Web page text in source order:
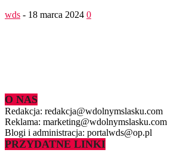
wds - 18 marca 2024 0
O NAS
Redakcja: redakcja@wdolnymslasku.com
Reklama: marketing@wdolnymslasku.com
Blogi i administracja: portalwds@op.pl
PRZYDATNE LINKI